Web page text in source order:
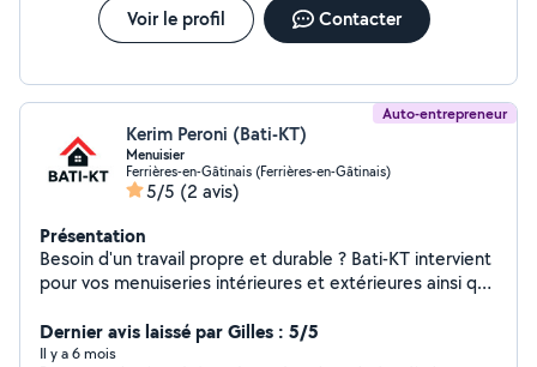
Voir le profil Contacter
Auto-entrepreneur
Kerim Peroni (Bati-KT)
Menuisier
Ferrières-en-Gâtinais (Ferrières-en-Gâtinais)
5/5 (2 avis)
Présentation
Besoin d'un travail propre et durable ? Bati-KT intervient
pour vos menuiseries intérieures et extérieures ainsi que
maison. Intervention rapide Travail soigné Devis gratuit
Contactez-moi via AlloVoisin.
Dernier avis laissé par Gilles : 5/5
Il y a 6 mois